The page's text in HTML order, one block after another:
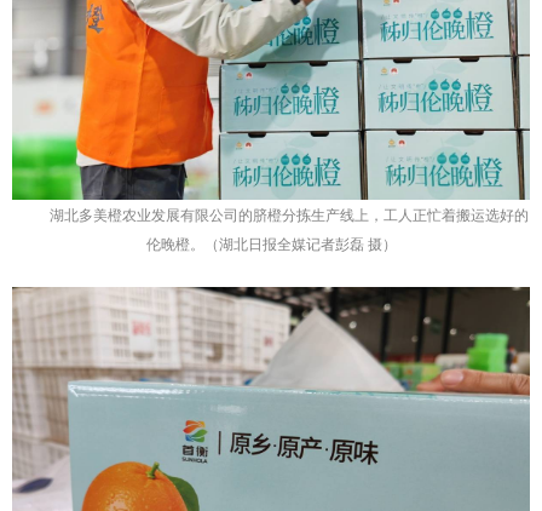
湖北多美橙农业发展有限公司的脐橙分拣生产线上，工人正忙着搬运选好的
伦晚橙。（湖北日报全媒记者彭磊 摄）